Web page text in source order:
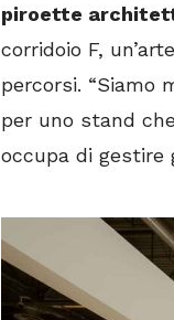
piroette
corridoio F,
percorsi. “Siamo
per uno stand
occupa di gestire